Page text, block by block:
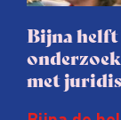
Bijna helft
met